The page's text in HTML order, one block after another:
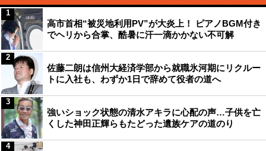
高市首相“被災地利用PV”が大炎上！ ピアノBGM付き
でヘリから合掌、酷暑に汗一滴かかない不可解
1
佐藤二朗は信州大経済学部から就職氷河期にリクルー
トに入社も、わずか1日で辞めて役者の道へ
2
強いショック状態の清水アキラに心配の声…子供を亡
くした神田正輝らもたどった遺族ケアの道のり
3
4